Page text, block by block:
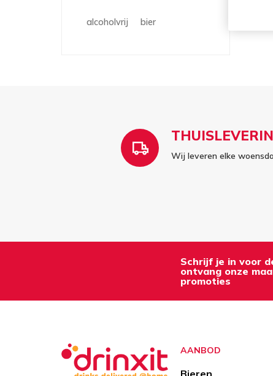
alcoholvrij bier
Wij leveren elke
Schrijf je in voor
ontvang onze
promoties
AANBOD